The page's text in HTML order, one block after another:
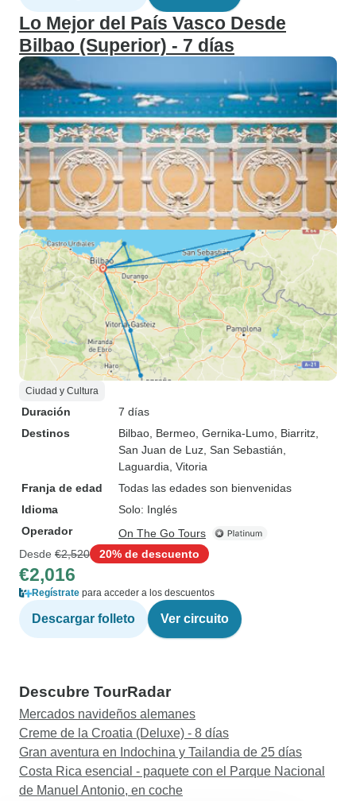
Lo Mejor del País Vasco Desde
Bilbao (Superior) - 7 días
Ciudad y Cultura
Duración
7 días
Destinos
Bilbao , Bermeo , Gernika-Lumo , Biarritz
San Juan de Luz , San Sebastián
Laguardia , Vitoria
Franja de edad
Todas las edades son bienvenidas
Idioma
Solo: Inglés
Operador
On The Go Tours
Desde €2,520 20% de descuento
€2,016
Regístrate para acceder a los descuentos
Descargar folleto Ver circuito
Descubre TourRadar
Mercados navideños alemanes
Creme de la Croatia (Deluxe) - 8 días
Gran aventura en Indochina y Tailandia de 25 días
Costa Rica esencial - paquete con el Parque Nacional
de Manuel Antonio, en coche